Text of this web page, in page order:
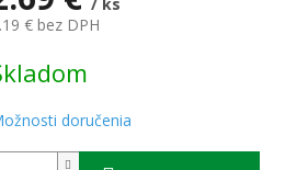
/ ks
€ bez DPH
doručenia